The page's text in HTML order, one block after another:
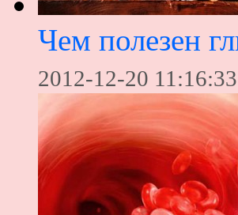
Чем полезен
2012-12-20 11:16:33